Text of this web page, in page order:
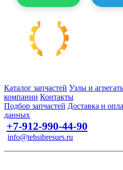
Каталог запчастей Узлы и
компании Контакты
Подбор запчастей Доставка и
данных
+7-912-990-44-90
info@tehsibresurs.ru